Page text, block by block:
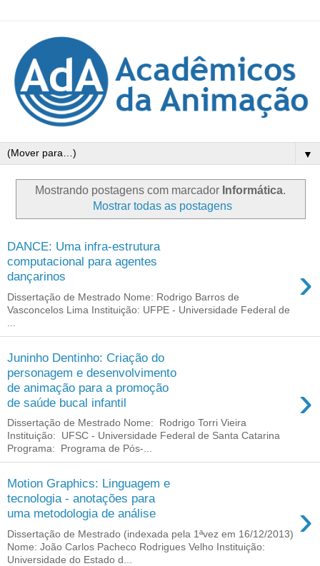
▼
Mostrando postagens com marcador Informática.
Mostrar todas as postagens
DANCE: Uma infra-estrutura
computacional para agentes
dançarinos
›
Dissertação de Mestrado Nome: Rodrigo Barros de
Vasconcelos Lima Instituição: UFPE - Universidade Federal de
Juninho Dentinho: Criação do
personagem e desenvolvimento
de animação para a promoção
de saúde bucal infantil
›
Dissertação de Mestrado Nome: Rodrigo Torri Vieira
Instituição: UFSC - Universidade Federal de Santa Catarina
Programa: Programa de Pós-...
Motion Graphics: Linguagem e
tecnologia - anotações para
uma metodologia de análise
›
Dissertação de Mestrado (indexada pela 1ªvez em 16/12/2013)
Nome: João Carlos Pacheco Rodrigues Velho Instituição:
Universidade do Estado d...